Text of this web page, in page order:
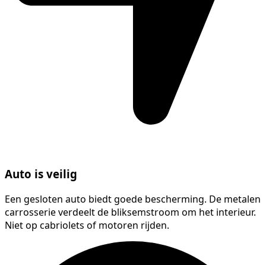
Auto is veilig
Een gesloten auto biedt goede bescherming. De metalen
carrosserie verdeelt de bliksemstroom om het interieur.
Niet op cabriolets of motoren rijden.